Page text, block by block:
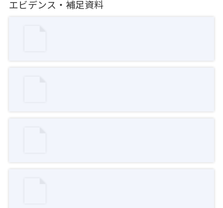
エビデンス・補足資料